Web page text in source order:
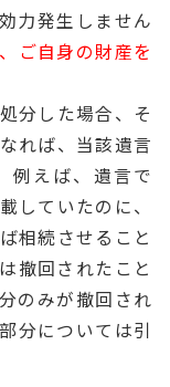
力発生しません
ご自身の財産を
分した場合、そ
れば、当該遺言
例えば、遺言で
していたのに、
相続させること
撤回されたこと
のみが撤回され
分については引